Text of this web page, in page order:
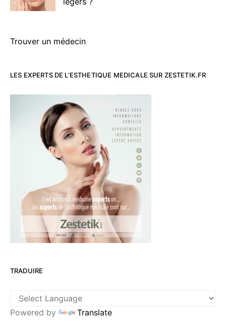
Trouver un médecin
LES EXPERTS DE L’ESTHETIQUE MEDICALE SUR ZESTETIK.FR
TRADUIRE
Powered by Translate